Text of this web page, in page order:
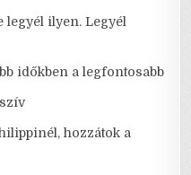
ilyen. Legyél
időkben a legfontosabb
hozzátok a